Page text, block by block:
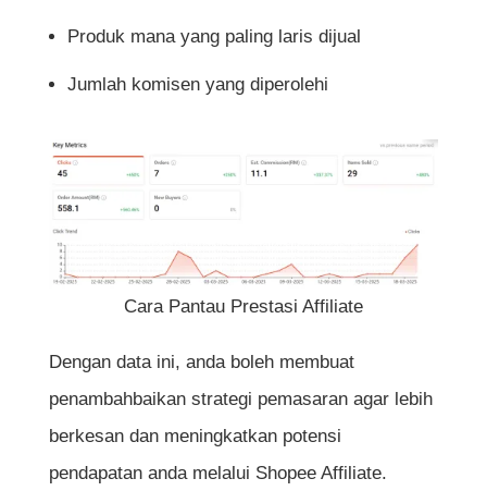
Produk mana yang paling laris dijual
Jumlah komisen yang diperolehi
Cara Pantau Prestasi Affiliate
Dengan data ini, anda boleh membuat
penambahbaikan strategi pemasaran agar lebih
berkesan dan meningkatkan potensi
pendapatan anda melalui Shopee Affiliate.